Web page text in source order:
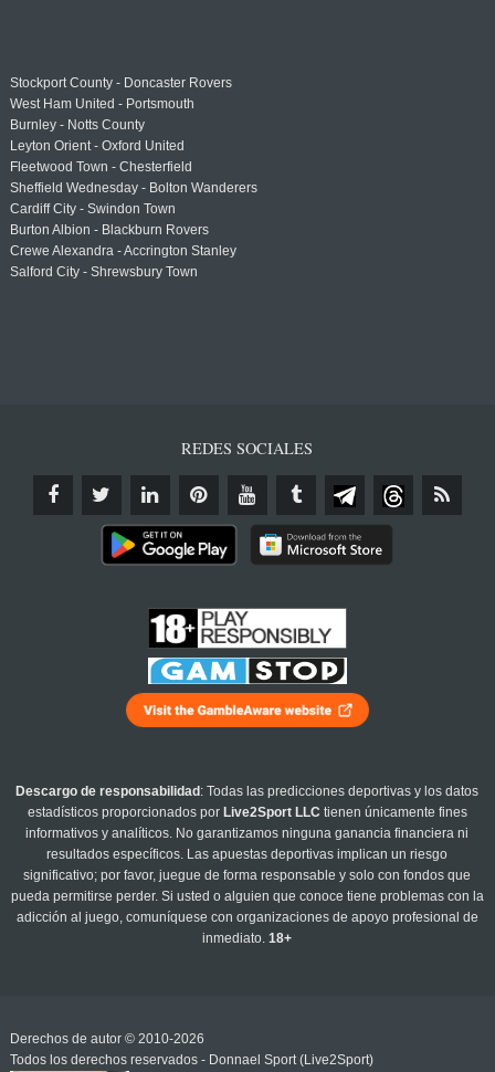
Stockport County - Doncaster Rovers
West Ham United - Portsmouth
Burnley - Notts County
Leyton Orient - Oxford United
Fleetwood Town - Chesterfield
Sheffield Wednesday - Bolton Wanderers
Cardiff City - Swindon Town
Burton Albion - Blackburn Rovers
Crewe Alexandra - Accrington Stanley
Salford City - Shrewsbury Town
REDES SOCIALES
Descargo de responsabilidad : Todas las predicciones deportivas y los datos
estadísticos proporcionados por Live2Sport LLC tienen únicamente fines
informativos y analíticos. No garantizamos ninguna ganancia financiera ni
resultados específicos. Las apuestas deportivas implican un riesgo
significativo; por favor, juegue de forma responsable y solo con fondos que
pueda permitirse perder. Si usted o alguien que conoce tiene problemas con la
adicción al juego, comuníquese con organizaciones de apoyo profesional de
inmediato.18+
Derechos de autor © 2010-2026
Todos los derechos reservados - Donnael Sport (Live2Sport)